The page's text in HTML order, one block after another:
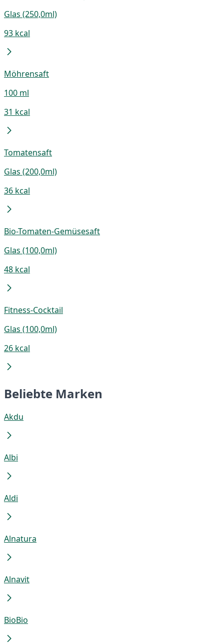
Glas (250,0ml)
93 kcal
Möhrensaft
100 ml
31 kcal
Tomatensaft
Glas (200,0ml)
36 kcal
Bio-Tomaten-Gemüsesaft
Glas (100,0ml)
48 kcal
Fitness-Cocktail
Glas (100,0ml)
26 kcal
Beliebte Marken
Akdu
Albi
Aldi
Alnatura
Alnavit
BioBio